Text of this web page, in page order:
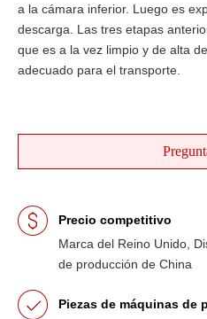
a la cámara inferior. Luego es
descarga. Las tres etapas
que es a la vez limpio y de alta
adecuado para el transporte.
Precio competitivo
Marca del Reino Unido,
de producción de China
Piezas de máquinas de